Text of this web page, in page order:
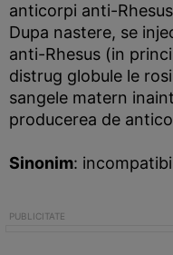
anticorpi anti-
Dupa nastere, se
anti-Rhesus (in
distrug globule le
sangele matern
producerea de
Sinonim: